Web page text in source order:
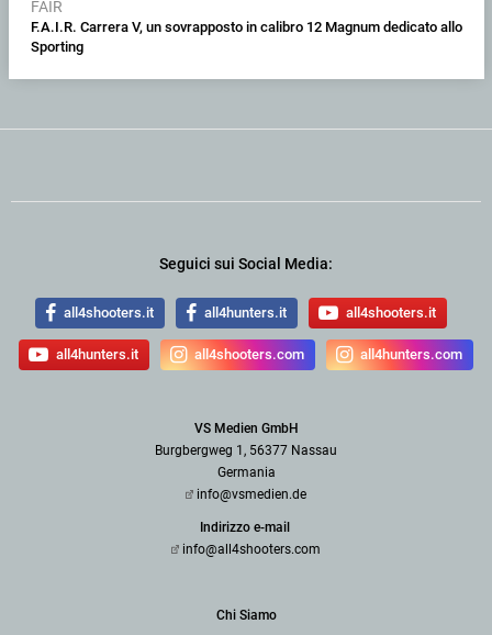
FAIR
F.A.I.R. Carrera V, un sovrapposto in calibro 12 Magnum dedicato allo
Sporting
Seguici sui Social Media:
all4shooters.it all4hunters.it all4shooters.it
all4hunters.it all4shooters.com all4hunters.com
VS Medien GmbH
Burgbergweg 1, 56377 Nassau
Germania
info@vsmedien.de
Indirizzo e-mail
info@all4shooters.com
Chi Siamo